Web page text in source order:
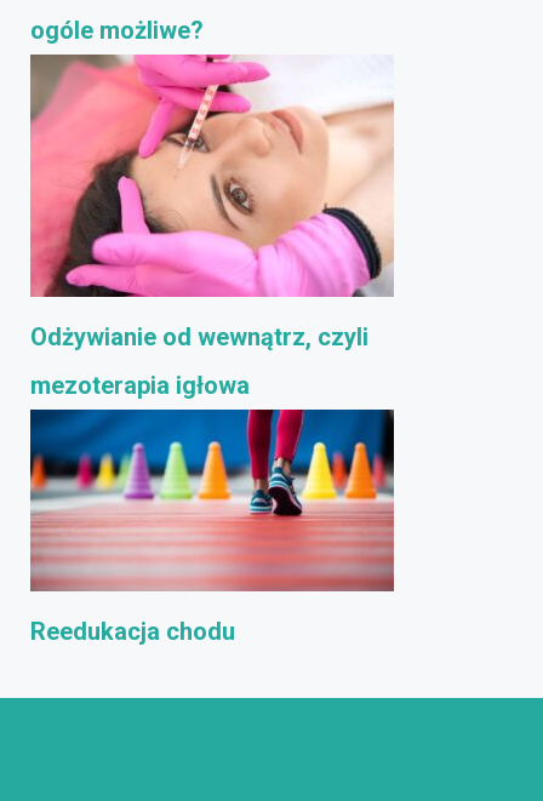
ogóle możliwe?
Odżywianie od wewnątrz, czyli
mezoterapia igłowa
Reedukacja chodu